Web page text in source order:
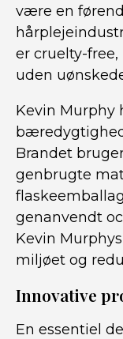
være en
er cruelty-
uden
Kevin Murphy
Brandet
genbrugte
genanvendt
Kevin
miljøet og
Innovative
En essentiel